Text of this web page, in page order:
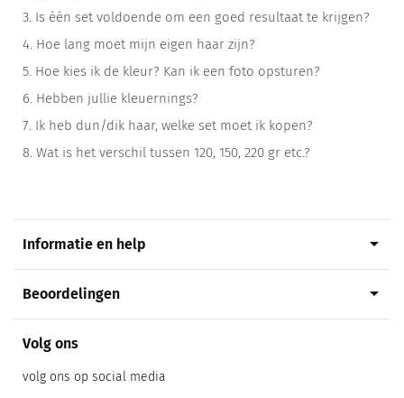
3. Is één set voldoende om een goed resultaat te krijgen?
4. Hoe lang moet mijn eigen haar zijn?
5. Hoe kies ik de kleur? Kan ik een foto opsturen?
6. Hebben jullie kleuernings?
7. Ik heb dun/dik haar, welke set moet ik kopen?
8. Wat is het verschil tussen 120, 150, 220 gr etc.?
Informatie en help arrow_drop_down
Volg ons
volg ons op social media
Beoordelingen arrow_drop_down